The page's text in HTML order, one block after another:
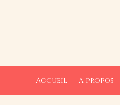
Accueil A propos